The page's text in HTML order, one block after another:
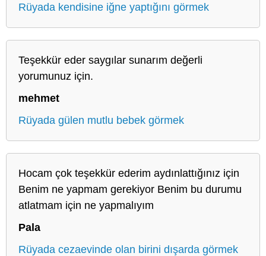
Rüyada kendisine iğne yaptığını görmek
Teşekkür eder saygılar sunarım değerli
yorumunuz için.
mehmet
Rüyada gülen mutlu bebek görmek
Hocam çok teşekkür ederim aydınlattığınız için
Benim ne yapmam gerekiyor Benim bu durumu
atlatmam için ne yapmalıyım
Pala
Rüyada cezaevinde olan birini dışarda görmek